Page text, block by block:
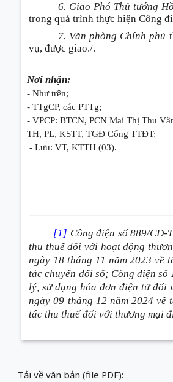
6. Giao Phó Thủ tướng
trong quá trình thực hiện Công
7. Văn phòng Chính phủ
vụ, được giao./.
Nơi nhận:
- Như trên;
- TTgCP, các PTTg;
- VPCP: BTCN, PCN Mai Thị Thu
TH, PL, KSTT, TGĐ Cổng TTĐT;
- Lưu: VT, KTTH (03).
[1] Công điện số 889/CĐ-
thu thuế đối với hoạt động
ngày 18 tháng 11 năm 2023 về
tác chuyển đổi số; Công điện
lý, sử dụng hóa đơn điện tử đối
ngày 09 tháng 12 năm 2024 về
tác thu thuế đối với thương mại
Tải về văn bản (file PDF):